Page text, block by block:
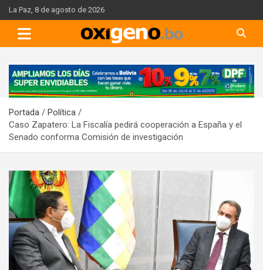
Skip
to
content
La Paz, 8 de agosto de 2026
A
d
e
r
t
m
e
n
t
Portada
Política
Caso Zapatero: La Fiscalía pedirá cooperación a España y el
Senado conforma Comisión de investigación